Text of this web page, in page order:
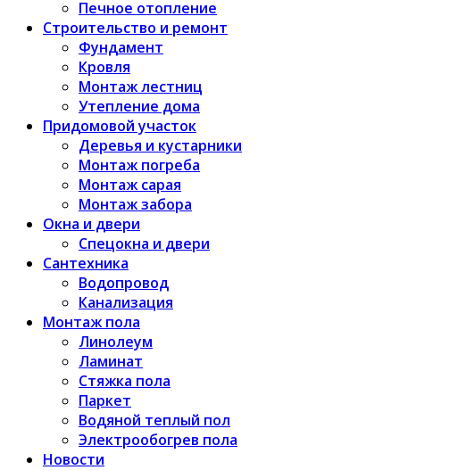
Печное отопление
Строительство и ремонт
Фундамент
Кровля
Монтаж лестниц
Утепление дома
Придомовой участок
Деревья и кустарники
Монтаж погреба
Монтаж сарая
Монтаж забора
Окна и двери
Спецокна и двери
Сантехника
Водопровод
Канализация
Монтаж пола
Линолеум
Ламинат
Стяжка пола
Паркет
Водяной теплый пол
Электрообогрев пола
Новости